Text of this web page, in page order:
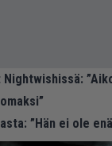
”Hän ei ole